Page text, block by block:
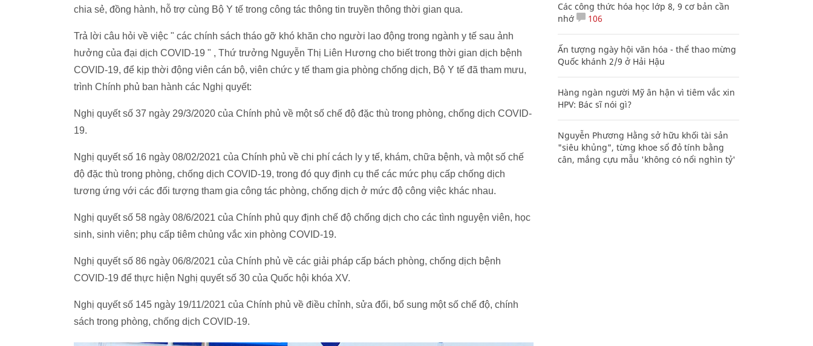
chia sẻ, đồng hành, hỗ trợ cùng Bộ Y tế trong công tác thông tin truyền thông thời gian qua.
Trả lời câu hỏi về việc " các chính sách tháo gỡ khó khăn cho người lao động trong ngành y tế sau ảnh
hưởng của đại dịch COVID-19 " , Thứ trưởng Nguyễn Thị Liên Hương cho biết trong thời gian dịch bệnh
COVID-19, để kịp thời động viên cán bộ, viên chức y tế tham gia phòng chống dịch, Bộ Y tế đã tham mưu,
trình Chính phủ ban hành các Nghị quyết:
Nghị quyết số 37 ngày 29/3/2020 của Chính phủ về một số chế độ đặc thù trong phòng, chống dịch COVID-
19.
Nghị quyết số 16 ngày 08/02/2021 của Chính phủ về chi phí cách ly y tế, khám, chữa bệnh, và một số chế
độ đặc thù trong phòng, chống dịch COVID-19, trong đó quy định cụ thể các mức phụ cấp chống dịch
tương ứng với các đối tượng tham gia công tác phòng, chống dịch ở mức độ công việc khác nhau.
Nghị quyết số 58 ngày 08/6/2021 của Chính phủ quy định chế độ chống dịch cho các tình nguyện viên, học
sinh, sinh viên; phụ cấp tiêm chủng vắc xin phòng COVID-19.
Nghị quyết số 86 ngày 06/8/2021 của Chính phủ về các giải pháp cấp bách phòng, chống dịch bệnh
COVID-19 để thực hiện Nghị quyết số 30 của Quốc hội khóa XV.
Nghị quyết số 145 ngày 19/11/2021 của Chính phủ về điều chỉnh, sửa đổi, bổ sung một số chế độ, chính
sách trong phòng, chống dịch COVID-19.
Các công thức hóa học lớp 8, 9 cơ bản cần
nhớ
106
Ấn tượng ngày hội văn hóa - thể thao mừng
Quốc khánh 2/9 ở Hải Hậu
Hàng ngàn người Mỹ ân hận vì tiêm vắc xin
HPV: Bác sĩ nói gì?
Nguyễn Phương Hằng sở hữu khối tài sản
"siêu khủng", từng khoe sổ đỏ tính bằng
cân, mắng cựu mẫu 'không có nổi nghìn tỷ'